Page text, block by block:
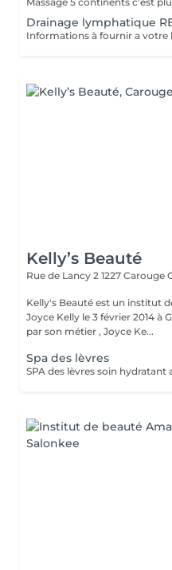
Drainage lymphatique
Kelly’s Beauté
Rue de Lancy 2 1227 Carouge
Kelly's Beauté est un institut
Joyce Kelly le 3 février 2014 à
par son métier , Joyce Ke...
Spa des lèvres